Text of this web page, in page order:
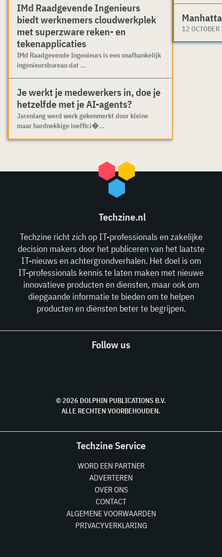
IMd Raadgevende Ingenieurs
biedt werknemers cloudwerkplek
met superzware reken- en
tekenapplicaties
IMd Raadgevende Ingenieurs is een onafhankelijk
ingenieursbureau dat ...
Je werkt je medewerkers in, doe je
hetzelfde met je AI-agents?
Jarenlang werd werk gekenmerkt door kleine
maar hardnekkige ineffici�...
12
Techzine.nl
Techzine richt zich op IT-professionals en zakelijke
decision makers door het publiceren van het laatste
IT-nieuws en achtergrondverhalen. Het doel is om
IT-professionals kennis te laten maken met nieuwe
innovatieve producten en diensten, maar ook om
diepgaande informatie te bieden om te helpen
producten en diensten beter te begrijpen.
Follow us
© 2026 DOLPHIN PUBLICATIONS B.V.
ALLE RECHTEN VOORBEHOUDEN.
Techzine Service
WORD EEN PARTNER
ADVERTEREN
OVER ONS
CONTACT
ALGEMENE VOORWAARDEN
PRIVACYVERKLARING